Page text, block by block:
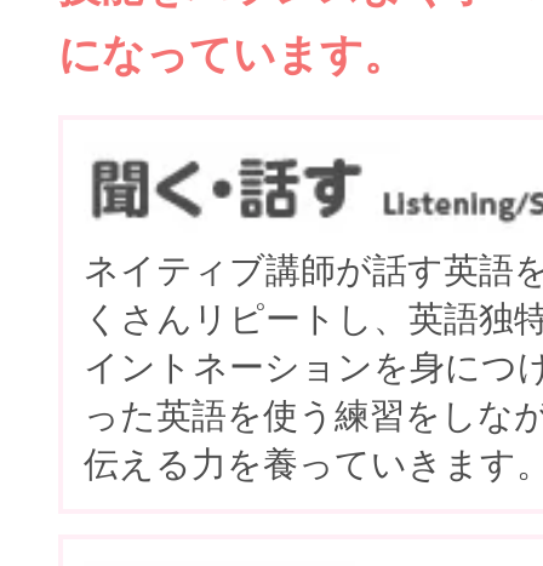
になっています。
ネイティブ講師が話す英語
くさんリピートし、英語独
イントネーションを身につ
った英語を使う練習をしな
伝える力を養っていきます